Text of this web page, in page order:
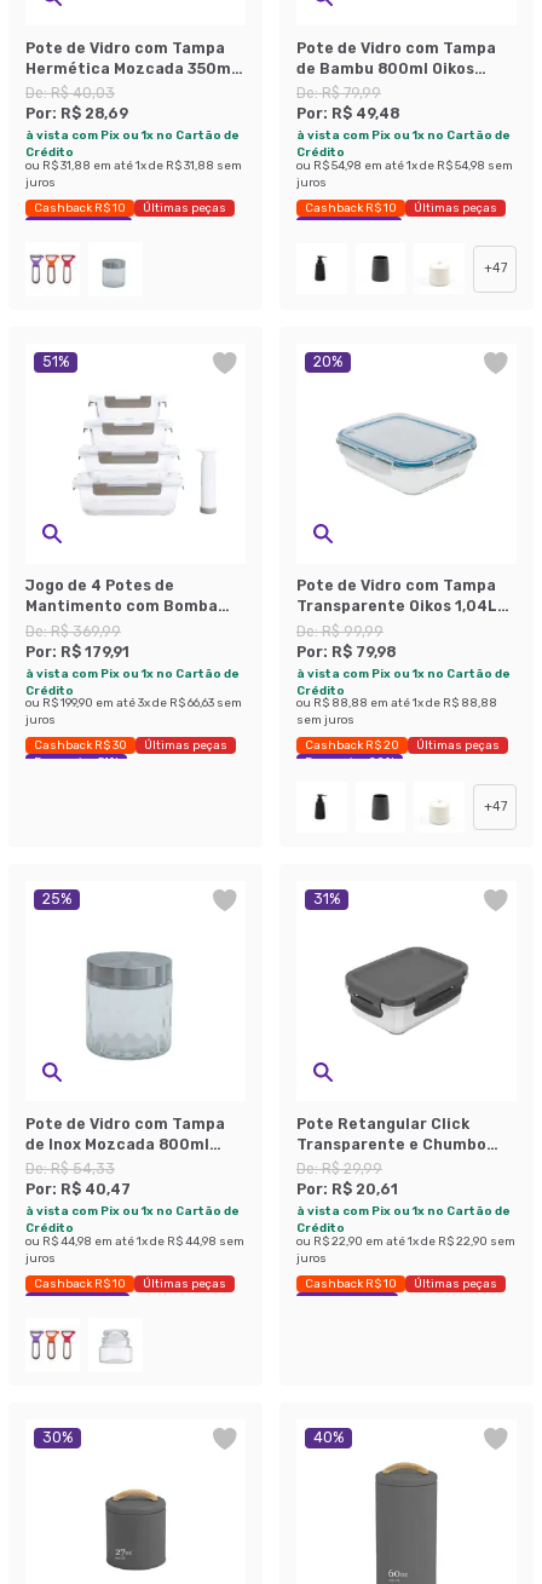
Pote de Vidro com Tampa
Hermética Mozcada 350ml
Natural
De:R$ 40,03
Por: R$ 28,69
à vista com Pix ou 1x no Cartão de
Crédito
ou R$ 31,88 em até1x de R$ 31,88 sem
juros
Cashback R$ 10
Últimas peças
Economize 28%
Pote de Vidro com Tampa
de Bambu 800ml Oikos
Natural
De:R$ 79,99
Por: R$ 49,48
à vista com Pix ou 1x no Cartão de
Crédito
ou R$ 54,98 em até1x de R$ 54,98 sem
juros
Cashback R$ 10
Últimas peças
Economize 38%
+47
51%
Jogo de 4 Potes de
Mantimento com Bomba
Manual Fit Transparente
De:R$ 369,99
Por: R$ 179,91
à vista com Pix ou 1x no Cartão de
Crédito
ou R$ 199,90 em até3x de R$ 66,63 sem
juros
Cashback R$ 30
Últimas peças
Economize 51%
20%
Pote de Vidro com Tampa
Transparente Oikos 1,04L
Natural
De:R$ 99,99
Por: R$ 79,98
à vista com Pix ou 1x no Cartão de
Crédito
ou R$ 88,88 em até1x de R$ 88,88
sem juros
Cashback R$ 20
Últimas peças
Economize 20%
+47
25%
Pote de Vidro com Tampa
de Inox Mozcada 800ml
Natural
De:R$ 54,33
Por: R$ 40,47
à vista com Pix ou 1x no Cartão de
Crédito
ou R$ 44,98 em até1x de R$ 44,98 sem
juros
Cashback R$ 10
Últimas peças
Economize 25%
31%
Pote Retangular Click
Transparente e Chumbo
380 ml
De:R$ 29,99
Por: R$ 20,61
à vista com Pix ou 1x no Cartão de
Crédito
ou R$ 22,90 em até1x de R$ 22,90 sem
juros
Cashback R$ 10
Últimas peças
Economize 31%
30% 40%